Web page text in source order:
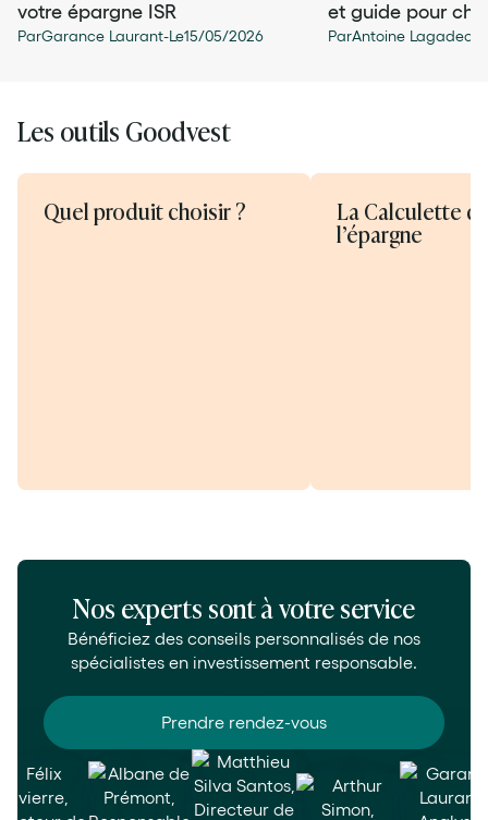
votre épargne ISR
ParGarance Laurant-Le15/05/2026
et guide pour
ParAntoine Lagadec
Les outils Goodvest
Quel produit choisir ? La Calculette
l’épargne
Nos experts sont à votre service
Bénéficiez des conseils personnalisés de nos
spécialistes en investissement responsable.
Prendre rendez-vous